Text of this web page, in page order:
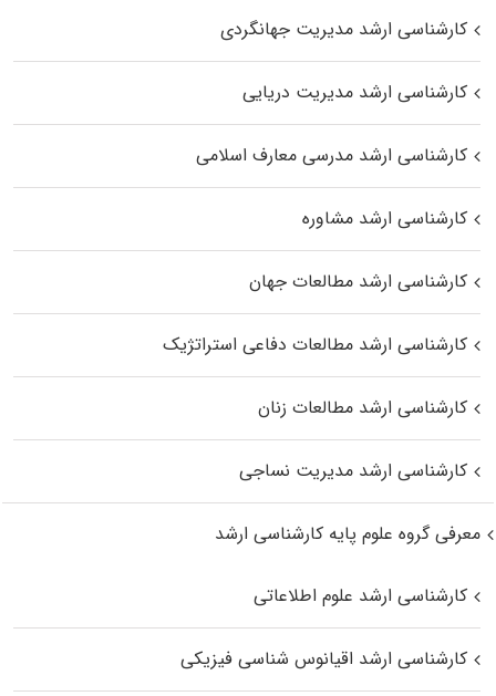
کارشناسی ارشد مدیریت جهانگردی
کارشناسی ارشد مدیریت دریایی
کارشناسی ارشد مدرسی معارف اسلامی
کارشناسی ارشد مشاوره
کارشناسی ارشد مطالعات جهان
کارشناسی ارشد مطالعات دفاعی استراتژیک
کارشناسی ارشد مطالعات زنان
کارشناسی ارشد مدیریت نساجی
معرفی گروه علوم پایه کارشناسی ارشد
کارشناسی ارشد علوم اطلاعاتی
کارشناسی ارشد اقیانوس‌ شناسی فیزیکی